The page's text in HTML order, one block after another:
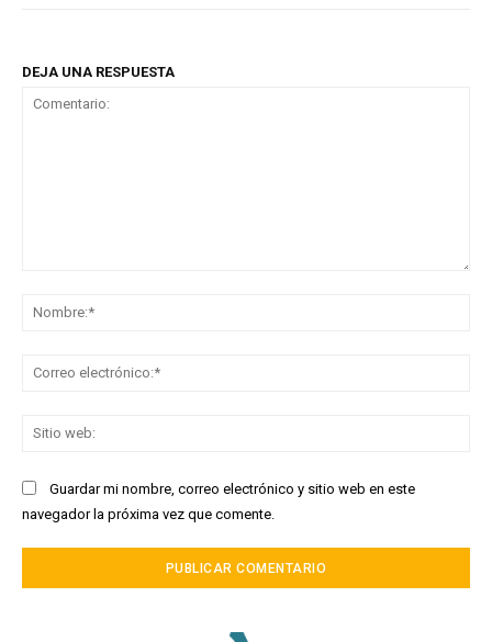
DEJA UNA RESPUESTA
Guardar mi nombre, correo electrónico y sitio web en este
navegador la próxima vez que comente.